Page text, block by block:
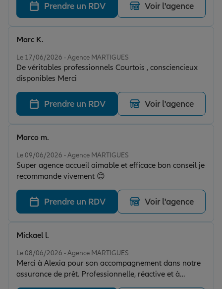
Tous nos devis d'assurance
Prendre un RDV Voir l'agence
Le 17/06/2026 - Agence MARTIGUES
De véritables professionnels Courtois , consciencieux
disponibles Merci
Marc K.
Prendre un RDV Voir l'agence
Le 09/06/2026 - Agence MARTIGUES
Super agence accueil aimable et efficace bon conseil je
recommande vivement 😊
Marco m.
Prendre un RDV Voir l'agence
Le 08/06/2026 - Agence MARTIGUES
Merci à Alexia pour son accompagnement dans notre
assurance de prêt. Professionnelle, réactive et à
l’écoute, elle a su nous guider tout au long du
Mickael l.